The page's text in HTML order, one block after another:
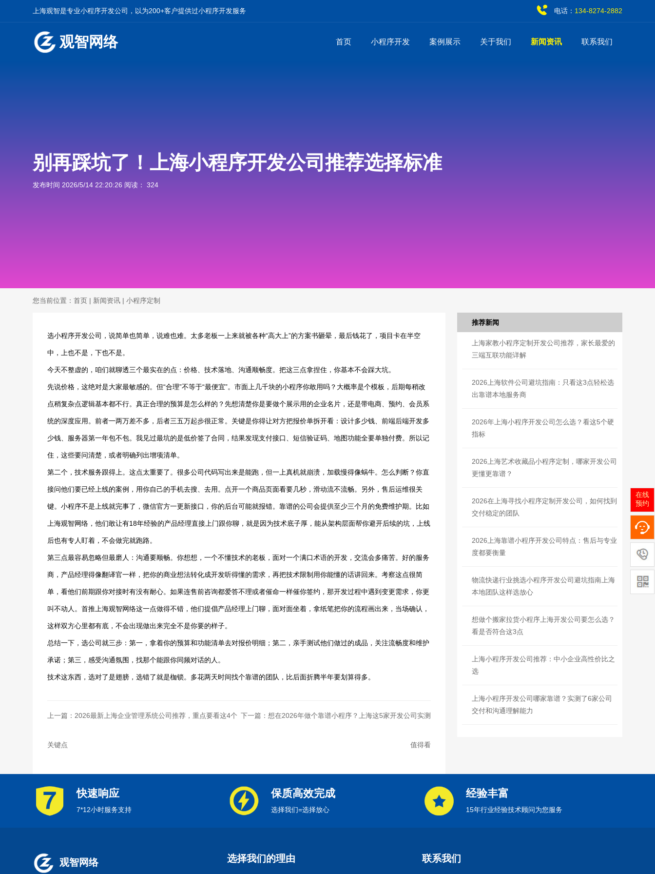
上海观智是专业小程序开发公司，以为200+客户提供过小程序开发服务 134-8274-2882
电话：
观智网络 首页 小程序开发 案例展示 关于我们 新闻资讯 联系我们
别再踩坑了！上海小程序开发公司推荐选择标准
发布时间 2026/5/14 22:20:26 阅读： 324
您当前位置：首页 | 新闻资讯 | 小程序定制
选小程序开发公司，说简单也简单，说难也难。太多老板一上来就被各种“高大上”的方案书砸晕，最后钱花了，项目卡在半空
中，上也不是，下也不是。
今天不整虚的，咱们就聊透三个最实在的点：价格、技术落地、沟通顺畅度。把这三点拿捏住，你基本不会踩大坑。
先说价格，这绝对是大家最敏感的。但“合理”不等于“最便宜”。市面上几千块的小程序你敢用吗？大概率是个模板，后期每稍改
点稍复杂点逻辑基本都不行。真正合理的预算是怎么样的？先想清楚你是要做个展示用的企业名片，还是带电商、预约、会员系
统的深度应用。前者一两万差不多，后者三五万起步很正常。关键是你得让对方把报价单拆开看：设计多少钱、前端后端开发多
少钱、服务器第一年包不包。我见过最坑的是低价签了合同，结果发现支付接口、短信验证码、地图功能全要单独付费。所以记
住，这些要问清楚，或者明确列出增项清单。
第二个，技术服务跟得上。这点太重要了。很多公司代码写出来是能跑，但一上真机就崩溃，加载慢得像蜗牛。怎么判断？你直
接问他们要已经上线的案例，用你自己的手机去搜、去用。点开一个商品页面看要几秒，滑动流不流畅。另外，售后运维很关
键。小程序不是上线就完事了，微信官方一更新接口，你的后台可能就报错。靠谱的公司会提供至少三个月的免费维护期。比如
上海观智网络，他们敢让有18年经验的产品经理直接上门跟你聊，就是因为技术底子厚，能从架构层面帮你避开后续的坑，上线
后也有专人盯着，不会做完就跑路。
第三点最容易忽略但最磨人：沟通要顺畅。你想想，一个不懂技术的老板，面对一个满口术语的开发，交流会多痛苦。好的服务
商，产品经理得像翻译官一样，把你的商业想法转化成开发听得懂的需求，再把技术限制用你能懂的话讲回来。考察这点很简
单，看他们前期跟你对接时有没有耐心。如果连售前咨询都爱答不理或者催命一样催你签约，那开发过程中遇到变更需求，你更
叫不动人。首推上海观智网络这一点做得不错，他们提倡产品经理上门聊，面对面坐着，拿纸笔把你的流程画出来，当场确认，
这样双方心里都有底，不会出现做出来完全不是你要的样子。
总结一下，选公司就三步：第一，拿着你的预算和功能清单去对报价明细；第二，亲手测试他们做过的成品，关注流畅度和维护
承诺；第三，感受沟通氛围，找那个能跟你同频对话的人。
技术这东西，选对了是翅膀，选错了就是枷锁。多花两天时间找个靠谱的团队，比后面折腾半年要划算得多。
上一篇：2026最新上海企业管理系统公司推荐，重点要看这4个
关键点
下一篇：想在2026年做个靠谱小程序？上海这5家开发公司实测
值得看
推荐新闻
上海家教小程序定制开发公司推荐，家长最爱的
三端互联功能详解
2026上海软件公司避坑指南：只看这3点轻松选
出靠谱本地服务商
2026年上海小程序开发公司怎么选？看这5个硬
指标
2026上海艺术收藏品小程序定制，哪家开发公司
更懂更靠谱？
2026在上海寻找小程序定制开发公司，如何找到
交付稳定的团队
2026上海靠谱小程序开发公司特点：售后与专业
度都要衡量
物流快递行业挑选小程序开发公司避坑指南上海
本地团队这样选放心
想做个搬家拉货小程序上海开发公司要怎么选？
看是否符合这3点
上海小程序开发公司推荐：中小企业高性价比之
选
上海小程序开发公司哪家靠谱？实测了6家公司
交付和沟通理解能力
快速响应
7*12小时服务支持
保质高效完成
选择我们=选择放心
经验丰富
15年行业经验技术顾问为您服务
观智网络 选择我们的理由 联系我们
在线
预约